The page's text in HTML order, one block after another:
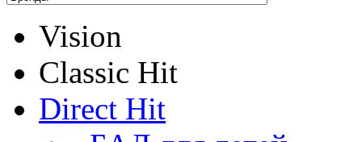
Vision
Classic Hit
Direct Hit